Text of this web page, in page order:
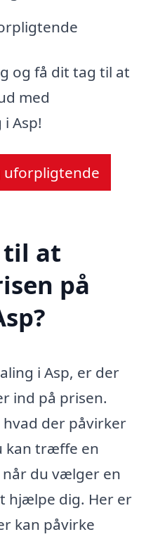
og få dit tag til at
med
Asp!
uforpligtende
til at
på
i Asp, er der
ind på prisen.
der påvirker
kan træffe en
du vælger en
hjælpe dig. Her er
kan påvirke